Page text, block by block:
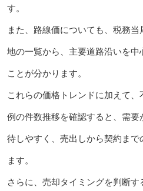
す。
また、路線価についても、税務
地の一覧から、主要道路沿いを
ことが分かります。
これらの価格トレンドに加えて
例の件数推移を確認すると、需
待しやすく、売出しから契約まで
ます。
さらに、売却タイミングを判断